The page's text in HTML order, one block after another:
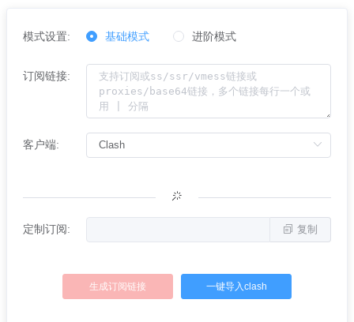
模式设置: 基础模式 进阶模式
订阅链接:
客户端:
定制订阅: 复制
生成订阅链接 一键导入clash